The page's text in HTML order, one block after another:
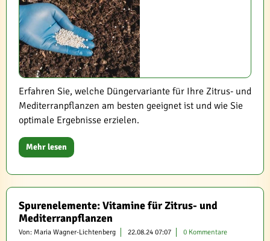
Erfahren Sie, welche Düngervariante für Ihre Zitrus- und
Mediterranpflanzen am besten geeignet ist und wie Sie
optimale Ergebnisse erzielen.
Mehr lesen
Spurenelemente: Vitamine für Zitrus- und
Mediterranpflanzen
Von: Maria Wagner-Lichtenberg 22.08.24 07:07 0 Kommentare